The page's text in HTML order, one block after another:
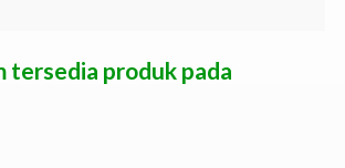
tersedia produk pada